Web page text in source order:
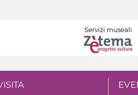
Servizi museali